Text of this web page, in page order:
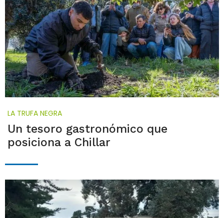
LA TRUFA NEGRA
Un tesoro gastronómico que
posiciona a Chillar